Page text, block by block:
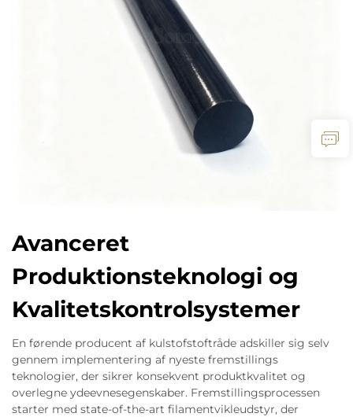
Avanceret
Produktionsteknologi og
Kvalitetskontrolsystemer
En førende producent af kulstofstoftråde adskiller sig selv
gennem implementering af nyeste fremstillings
teknologier, der sikrer konsekvent produktkvalitet og
overlegne ydeevnesegenskaber. Fremstillingsprocessen
starter med state-of-the-art filamentvikleudstyr, der